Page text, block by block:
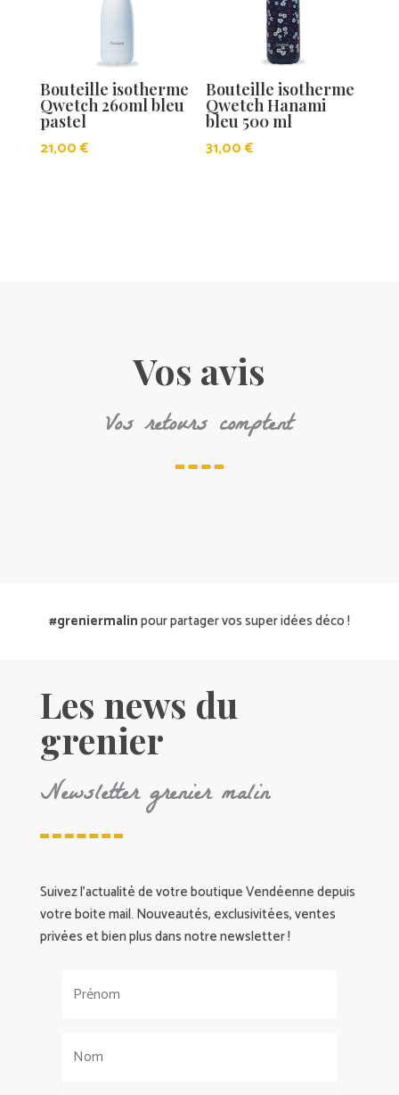
Bouteille isotherme
Qwetch 260ml bleu
pastel
21,00€
Bouteille isotherme
Qwetch Hanami
bleu 500 ml
31,00€
Vos avis
Vos retours comptent
#greniermalinpour partager vos super idées déco !
Les news du
grenier
Newsletter grenier malin
Suivez l’actualité de votre boutique Vendéenne depuis
votre boite mail. Nouveautés, exclusivitées, ventes
privées et bien plus dans notre newsletter !